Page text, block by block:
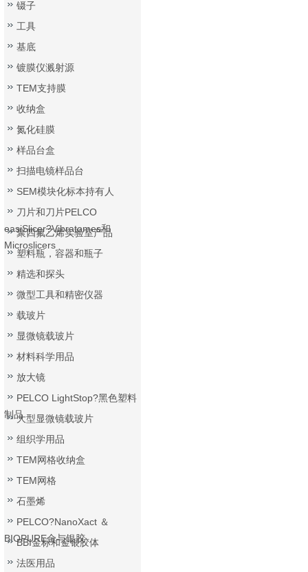
镊子
工具
基底
镀膜仪溅射源
TEM支持膜
收纳盒
氮化硅膜
样品台盒
扫描电镜样品台
SEM模块化标本持有人
刀片和刀片PELCO
easiSlicer?Vibratomes和
Microslicers
聚四氟乙烯实验室产品
塑料瓶，容器和瓶子
精选和探头
微型工具和精密仪器
载玻片
显微镜载玻片
材料科学用品
放大镜
PELCO LightStop?黑色塑料
制品大型显微镜载玻片
组织学用品
TEM网格收纳盒
TEM网格
石墨烯
PELCO?NanoXact ＆
BIOPURE金与银胶
BBI金标和金银胶体
法医用品